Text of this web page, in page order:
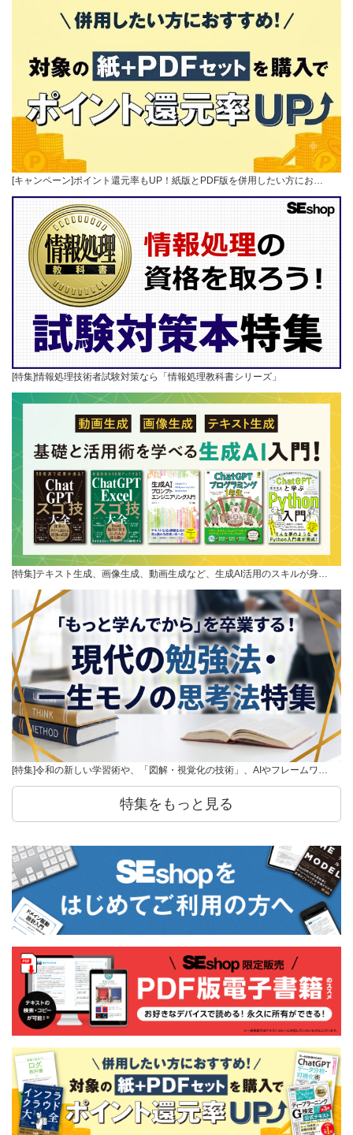
[キャンペーン]ポイント還元率もUP！紙版とPDF版を併用したい方にお…
[特集]情報処理技術者試験対策なら「情報処理教科書シリーズ」
[特集]テキスト生成、画像生成、動画生成など、生成AI活用のスキルが身…
[特集]令和の新しい学習術や、「図解・視覚化の技術」、AIやフレームワ…
特集をもっと見る